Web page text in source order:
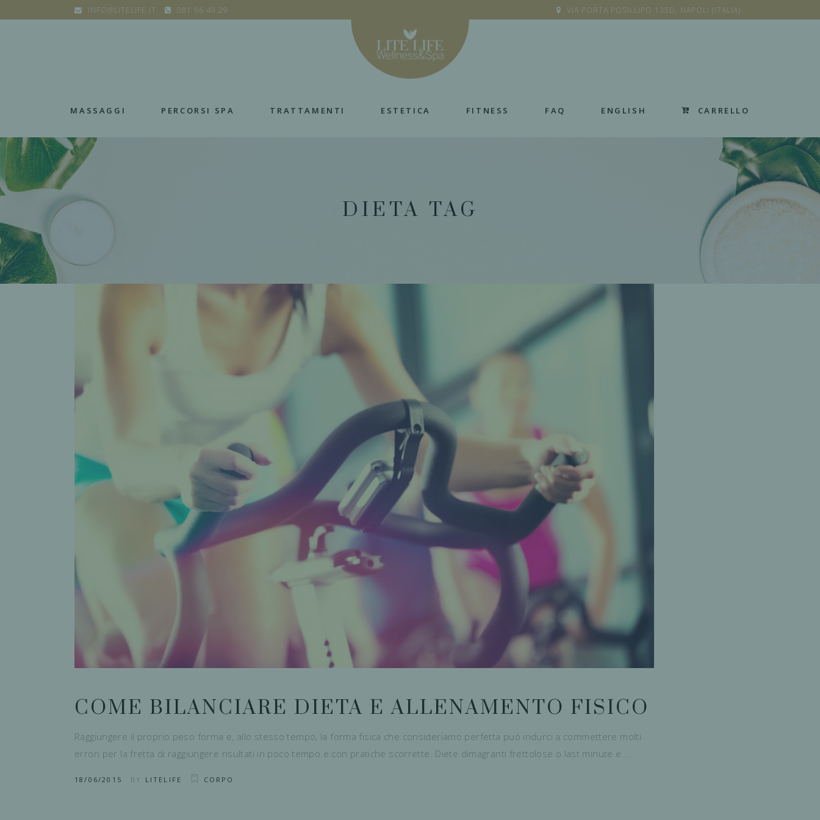
INFO@LITELIFE.IT 081 66 49 29 VIA PORTA POSILLIPO 135D, NAPOLI (ITALIA)
MASSAGGI PERCORSI SPA TRATTAMENTI ESTETICA FITNESS FAQ ENGLISH CARRELLO
DIETA TAG
COME BILANCIARE DIETA E ALLENAMENTO FISICO
Raggiungere il proprio peso forma e, allo stesso tempo, la forma fisica che consideriamo perfetta può indurci a commettere molti
errori per la fretta di raggiungere risultati in poco tempo e con pratiche scorrette. Diete dimagranti frettolose o last minute e
18/06/2015 BY LITELIFE CORPO